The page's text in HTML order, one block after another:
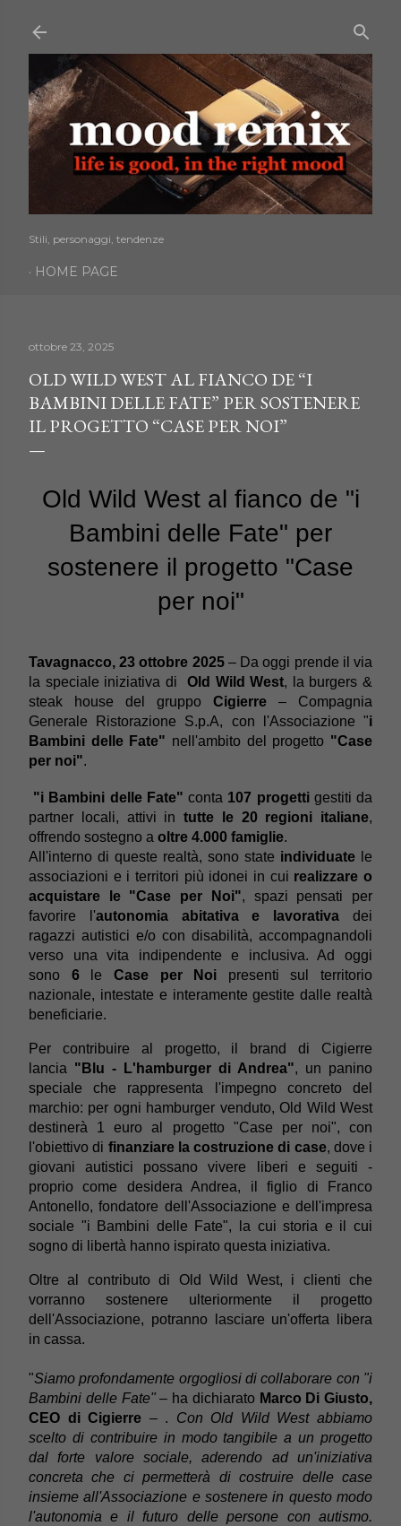
Stili, personaggi, tendenze
HOME PAGE
ottobre 23, 2025
OLD WILD WEST AL FIANCO DE “I
BAMBINI DELLE FATE” PER SOSTENERE
IL PROGETTO “CASE PER NOI”
Old Wild West al fianco de "i
Bambini delle Fate" per
sostenere il progetto "Case
per noi"
Tavagnacco, 23 ottobre 2025– Da oggi prende il via
la speciale iniziativa di Old Wild West, la burgers &
steak house del gruppo Cigierre – Compagnia
Generale Ristorazione S.p.A, con l'Associazione "i
Bambini delle Fate" nell'ambito del progetto "Case
per noi".
"i Bambini delle Fate" conta 107 progetti gestiti da
partner locali, attivi in tutte le 20 regioni italiane,
offrendo sostegno a oltre 4.000 famiglie.
All'interno di queste realtà, sono state individuate le
associazioni e i territori più idonei in cui realizzare o
acquistare le "Case per Noi", spazi pensati per
favorire l'autonomia abitativa e lavorativa dei
ragazzi autistici e/o con disabilità, accompagnandoli
verso una vita indipendente e inclusiva. Ad oggi
sono 6 le Case per Noi presenti sul territorio
nazionale, intestate e interamente gestite dalle realtà
beneficiarie.
Per contribuire al progetto, il brand di Cigierre
lancia "Blu - L'hamburger di Andrea", un panino
speciale che rappresenta l'impegno concreto del
marchio: per ogni hamburger venduto, Old Wild West
destinerà 1 euro al progetto "Case per noi", con
l'obiettivo di finanziare la costruzione di case, dove i
giovani autistici possano vivere liberi e seguiti -
proprio come desidera Andrea, il figlio di Franco
Antonello, fondatore dell'Associazione e dell'impresa
sociale "i Bambini delle Fate", la cui storia e il cui
sogno di libertà hanno ispirato questa iniziativa.
Oltre al contributo di Old Wild West, i clienti che
vorranno sostenere ulteriormente il progetto
dell'Associazione, potranno lasciare un'offerta libera
in cassa.
"Siamo profondamente orgogliosi di collaborare con "i
Bambini delle Fate"– ha dichiarato Marco Di Giusto,
CEO di Cigierre – . Con Old Wild West abbiamo
scelto di contribuire in modo tangibile a un progetto
dal forte valore sociale, aderendo ad un'iniziativa
concreta che ci permetterà di costruire delle case
insieme all'Associazione e sostenere in questo modo
l'autonomia e il futuro delle persone con autismo.